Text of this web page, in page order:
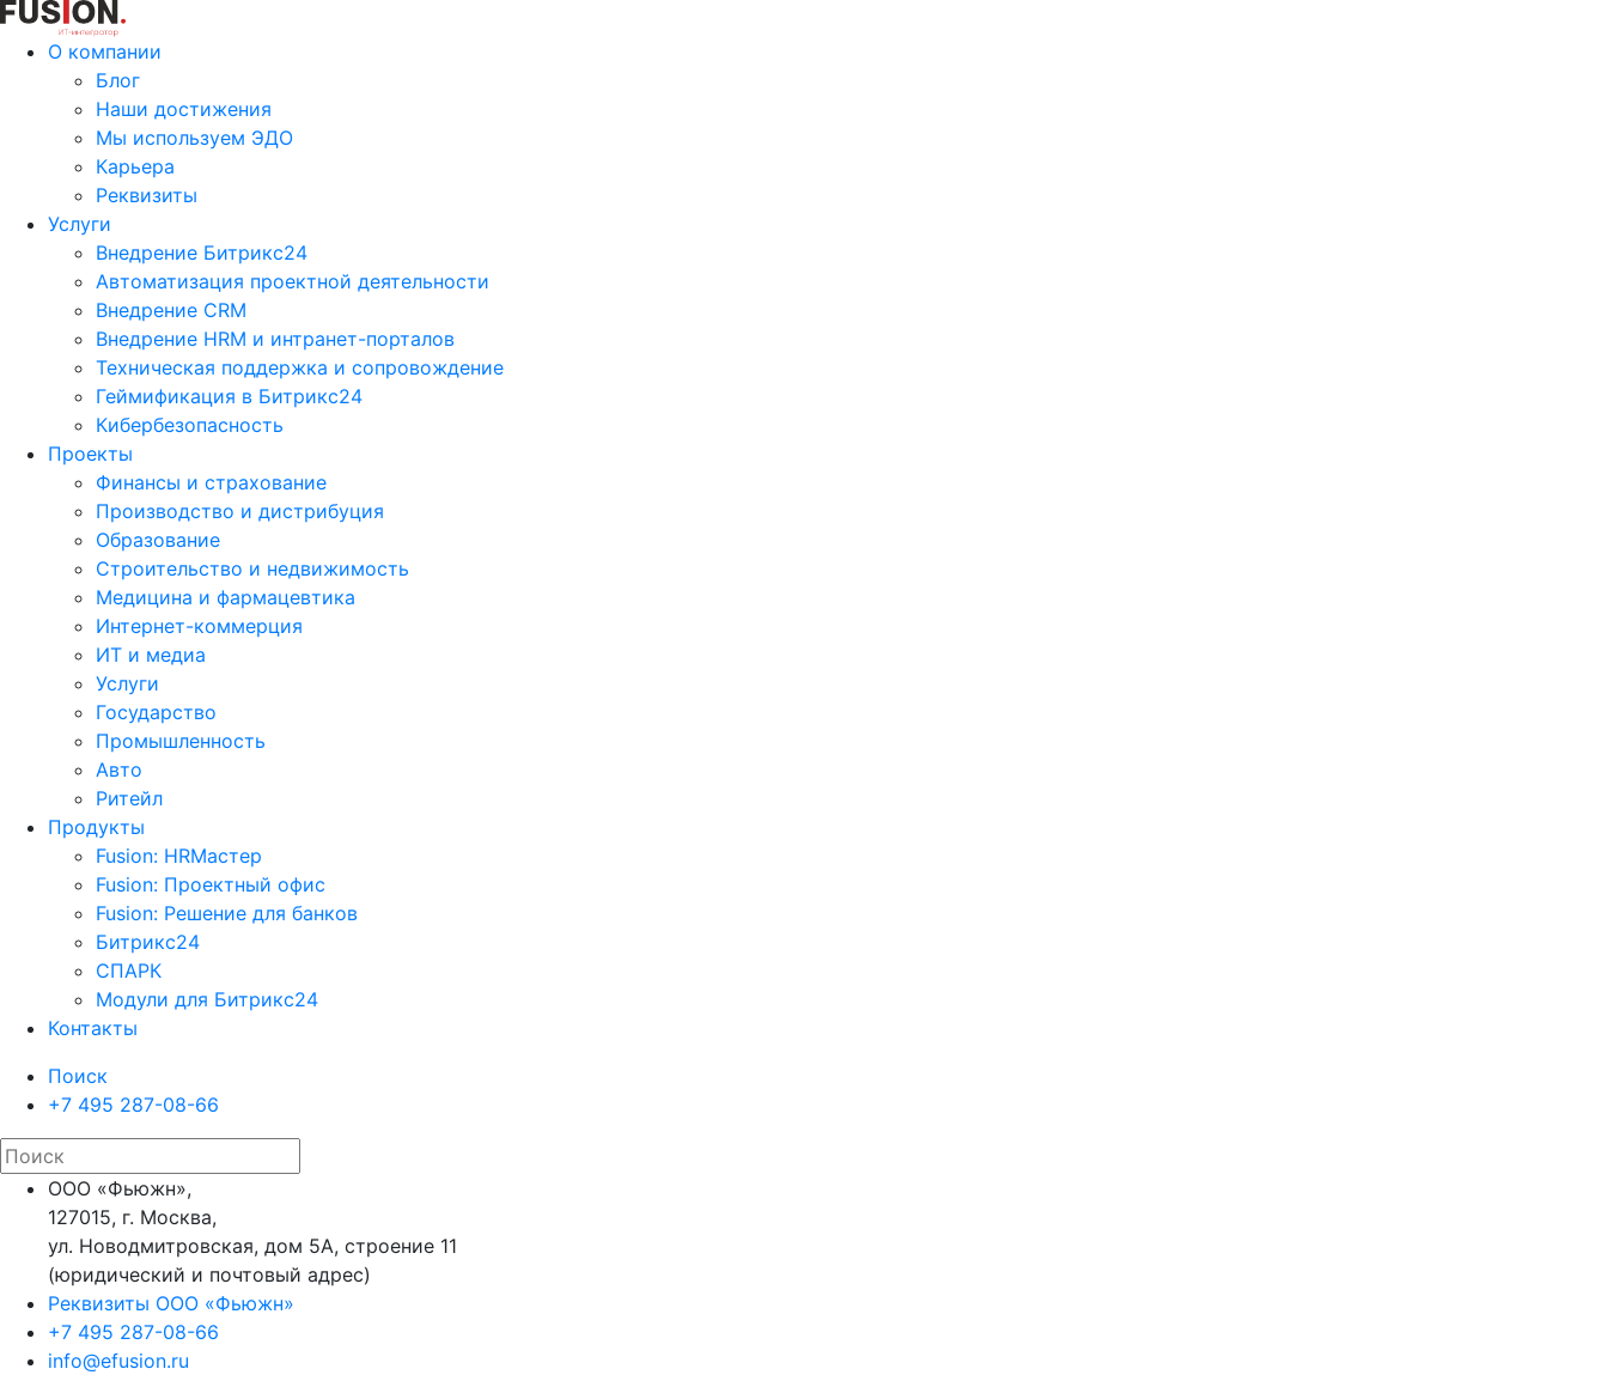
О компании
Блог
Наши достижения
Мы используем ЭДО
Карьера
Реквизиты
Услуги
Внедрение Битрикс24
Автоматизация проектной деятельности
Внедрение CRM
Внедрение HRM и интранет-порталов
Техническая поддержка и сопровождение
Геймификация в Битрикс24
Кибербезопасность
Проекты
Финансы и страхование
Производство и дистрибуция
Образование
Строительство и недвижимость
Медицина и фармацевтика
Интернет-коммерция
ИТ и медиа
Услуги
Государство
Промышленность
Авто
Ритейл
Продукты
Fusion: HRМастер
Fusion: Проектный офис
Fusion: Решение для банков
Битрикс24
СПАРК
Модули для Битрикс24
Контакты
Поиск
+7 495 287-08-66
ООО «Фьюжн»,
127015, г. Москва,
ул. Новодмитровская, дом 5А, строение 11
(юридический и почтовый адрес)
Реквизиты ООО «Фьюжн»
+7 495 287-08-66
info@efusion.ru